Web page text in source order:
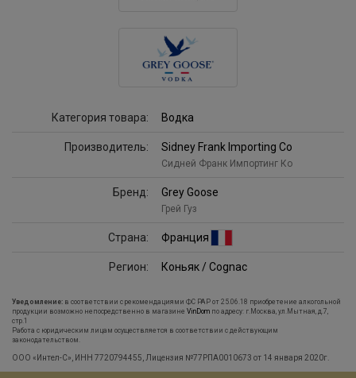
Категория товара: Водка
Производитель: Sidney Frank Importing Co
Сидней Франк Импортинг Ко
Бренд: Grey Goose
Грей Гуз
Страна: Франция
Регион: Коньяк / Cognac
Уведомление: в соответствии с рекомендациями ФС РАР от 25.06.18 приобретение алкогольной
продукции возможно непосредственно в магазине VinDom по адресу: г.Москва, ул.Мытная, д.7,
стр.1
Работа с юридическим лицам осуществляется в соответствии с действующим
законодательством.
ООО «Интел-С», ИНН 7720794455, Лицензия №77РПА0010673 от 14 января 2020г.